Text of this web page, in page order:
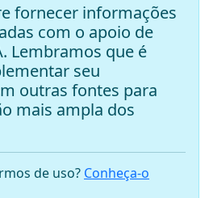
fornecer informações
com o apoio de
Lembramos que é
seu
outras fontes para
mais ampla dos
de uso? Conheça-o